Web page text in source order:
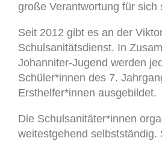
große Verantwortung für sich
Seit 2012 gibt es an der
Schulsanitätsdienst. In
Johanniter-Jugend werden
Schüler*innen des 7.
Ersthelfer*innen ausgebildet.
Die Schulsanitäter*innen
weitestgehend selbstständig.